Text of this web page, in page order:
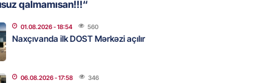
Səudiyyə Ərəbistanı və
arasında Məkkə müdafiə
- 15:15
qalmamısan!!!“
01.08.2026- 18:54 560
Naxçıvanda ilk DOST Mərkəzi açılır
06.08.2026- 17:58 346